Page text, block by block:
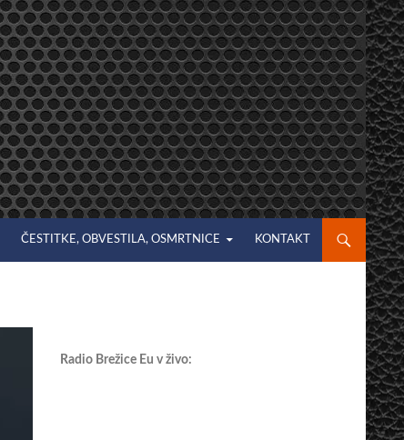
ČESTITKE, OBVESTILA, OSMRTNICE KONTAKT
Radio Brežice Eu v živo: